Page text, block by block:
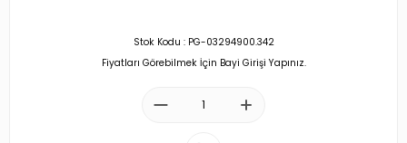
Stok Kodu : PG-03294900.342
Fiyatları Görebilmek İçin Bayi Girişi Yapınız.